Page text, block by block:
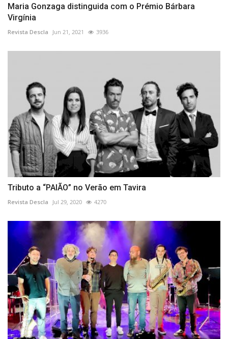
Maria Gonzaga distinguida com o Prémio Bárbara
Virgínia
Revista Descla Jun 21, 2021 3936
Tributo a “PAIÃO” no Verão em Tavira
Revista Descla Jul 29, 2020 4270